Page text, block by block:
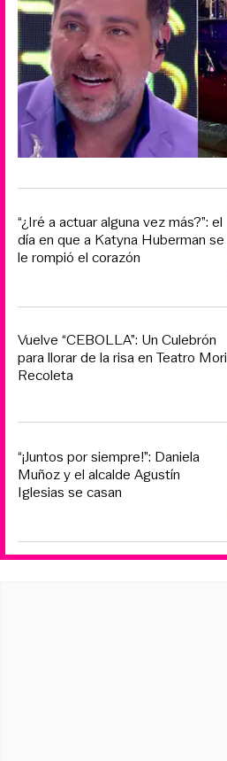
“¿Iré a actuar alguna vez más?”: el
día en que a Katyna Huberman se
le rompió el corazón
Vuelve “CEBOLLA”: Un Culebrón
para llorar de la risa en Teatro Mori
Recoleta
“¡Juntos por siempre!”: Daniela
Muñoz y el alcalde Agustín
Iglesias se casan